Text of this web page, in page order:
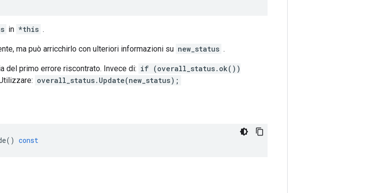
in *this .
ma può arricchirlo con ulteriori informazioni su new_status .
del primo errore riscontrato. Invece di: if (overall_status.ok())
overall_status.Update(new_status);
() const